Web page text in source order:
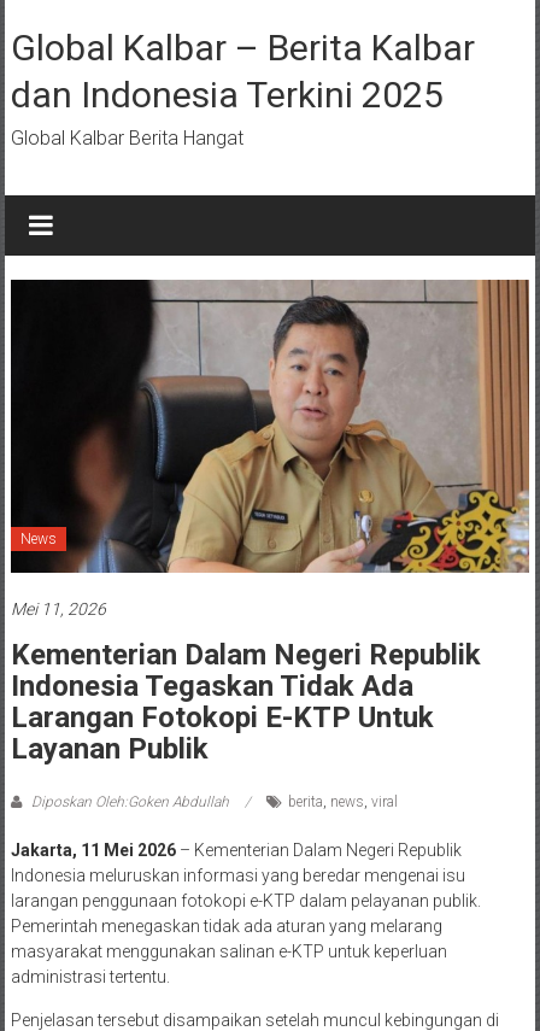
ke
konten
Global Kalbar – Berita Kalbar
dan Indonesia Terkini 2025
Global Kalbar Berita Hangat
News
Mei 11, 2026
Kementerian Dalam Negeri Republik
Indonesia Tegaskan Tidak Ada
Larangan Fotokopi E-KTP Untuk
Layanan Publik
Diposkan Oleh:Goken Abdullah berita news viral
Jakarta, 11 Mei 2026– Kementerian Dalam Negeri Republik
Indonesia meluruskan informasi yang beredar mengenai isu
larangan penggunaan fotokopi e-KTP dalam pelayanan publik.
Pemerintah menegaskan tidak ada aturan yang melarang
masyarakat menggunakan salinan e-KTP untuk keperluan
administrasi tertentu.
Penjelasan tersebut disampaikan setelah muncul kebingungan di